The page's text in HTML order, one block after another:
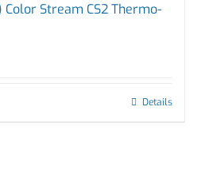
Color Stream CS2 Thermo-
Details